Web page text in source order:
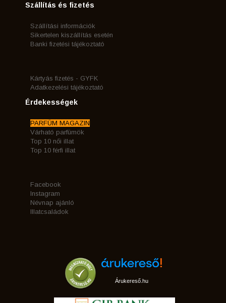
Szállítás és fizetés
Szállítási információk
Sikertelen kiszállítás esetén
Banki fizetési tájékoztató
Kártyás fizetés - GYFK
Adatkezelési tájékoztató
Érdekességek
PARFÜM MAGAZIN
Várható parfümök
Top 10 női illat
Top 10 férfi illat
Facebook
Instagram
Névnap ajánló
Illatcsaládok
Árukereső.hu